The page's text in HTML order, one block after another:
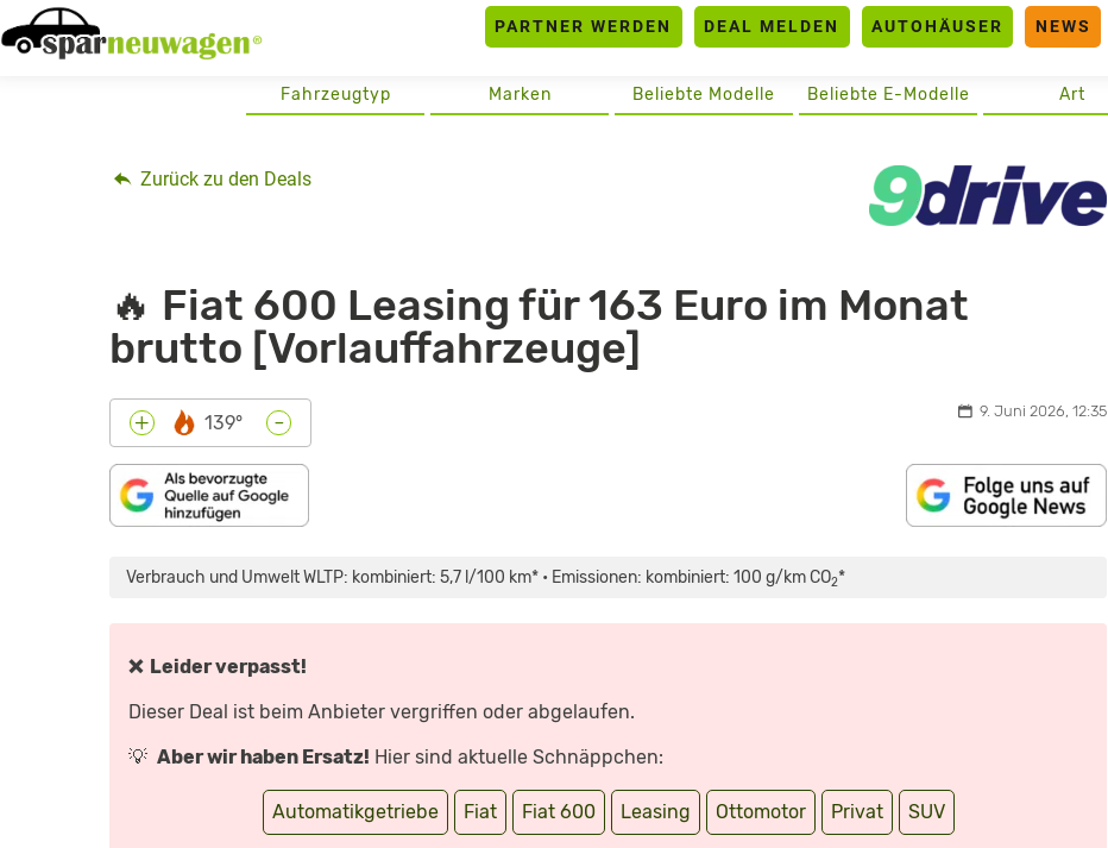
Skip
to
PARTNER WERDEN DEAL MELDEN AUTOHÄUSER NEWS
Art
Beliebte E-Modelle
Beliebte Modelle
Marken
Fahrzeugtyp
Zurück zu den Deals
🔥 Fiat 600 Leasing für 163 Euro im Monat
brutto [Vorlauffahrzeuge]
+ 139° - 9. Juni 2026, 12:35
Verbrauch und Umwelt WLTP: kombiniert: 5,7 l/100 km* • Emissionen: kombiniert: 100 g/km CO2*
❌ Leider verpasst!
Dieser Deal ist beim Anbieter vergriffen oder abgelaufen.
💡 Aber wir haben Ersatz! Hier sind aktuelle Schnäppchen:
Automatikgetriebe Fiat Fiat 600 Leasing Ottomotor Privat SUV
WIE
GUT
KOMPAKTE
ELEKTROANTRIEB?
REVIEW
2024“